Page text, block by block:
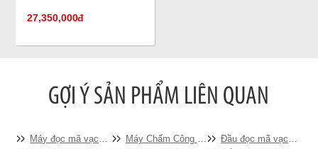
27,350,000đ
Máy đọc mã vạch Zebra LS2208 Máy Chấm Công RONALD JACK F19 (vân tay, thẻ từ, kiểm soát cửa)
Đầu đọc mã vạch cầm tay DATALOGIC QSImager QD2130